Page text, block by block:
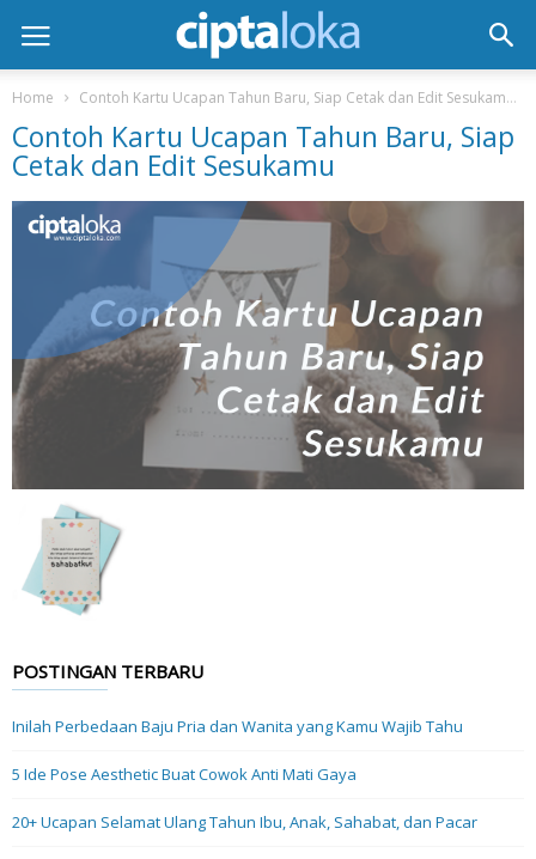
Home Contoh Kartu Ucapan Tahun Baru, Siap Cetak dan Edit Sesukamu
Contoh Kartu Ucapan Tahun Baru, Siap
Cetak dan Edit Sesukamu
POSTINGAN TERBARU
Inilah Perbedaan Baju Pria dan Wanita yang Kamu Wajib Tahu
5 Ide Pose Aesthetic Buat Cowok Anti Mati Gaya
20+ Ucapan Selamat Ulang Tahun Ibu, Anak, Sahabat, dan Pacar